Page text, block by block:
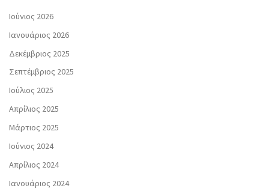
Ιούνιος 2026
Ιανουάριος 2026
Δεκέμβριος 2025
Σεπτέμβριος 2025
Ιούλιος 2025
Απρίλιος 2025
Μάρτιος 2025
Ιούνιος 2024
Απρίλιος 2024
Ιανουάριος 2024